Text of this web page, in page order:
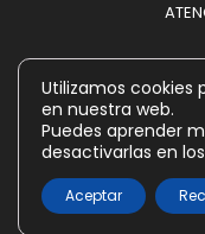
Utilizamos cookies
en nuestra web.
Puedes aprender
desactivarlas en los
Aceptar